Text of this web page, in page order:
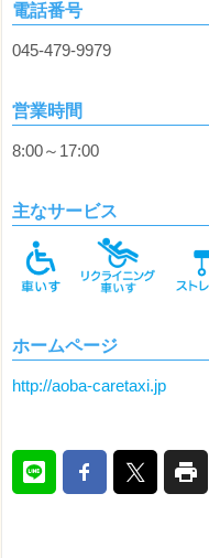
電話番号
045-479-9979
営業時間
8:00～17:00
主なサービス
ホームページ
http://aoba-caretaxi.jp